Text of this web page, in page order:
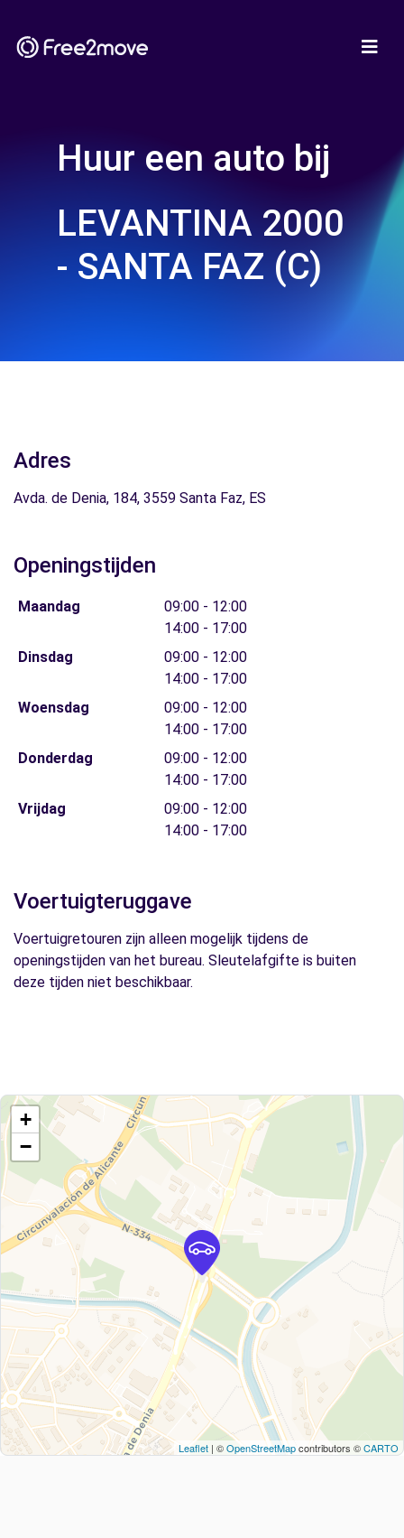
Huur een auto bij
LEVANTINA 2000
- SANTA FAZ (C)
Adres
Avda. de Denia, 184, 3559 Santa Faz, ES
Openingstijden
Maandag
09:00 - 12:00
14:00 - 17:00
Dinsdag
09:00 - 12:00
14:00 - 17:00
Woensdag
09:00 - 12:00
14:00 - 17:00
Donderdag
09:00 - 12:00
14:00 - 17:00
Vrijdag
09:00 - 12:00
14:00 - 17:00
Voertuigteruggave
Voertuigretouren zijn alleen mogelijk tijdens de
openingstijden van het bureau. Sleutelafgifte is buiten
deze tijden niet beschikbaar.
+
−
Leaflet | ©OpenStreetMapcontributors ©CARTO